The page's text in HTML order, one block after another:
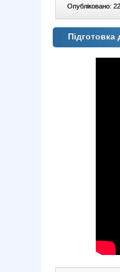
Опубліковано: